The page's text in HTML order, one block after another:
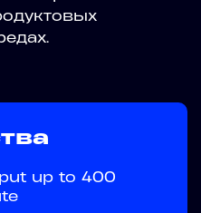
up to 400